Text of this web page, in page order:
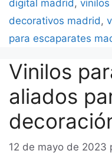
digital madrid ,
decorativos madrid ,
para escaparates
Vinilos
aliados
12 de mayo de 2023